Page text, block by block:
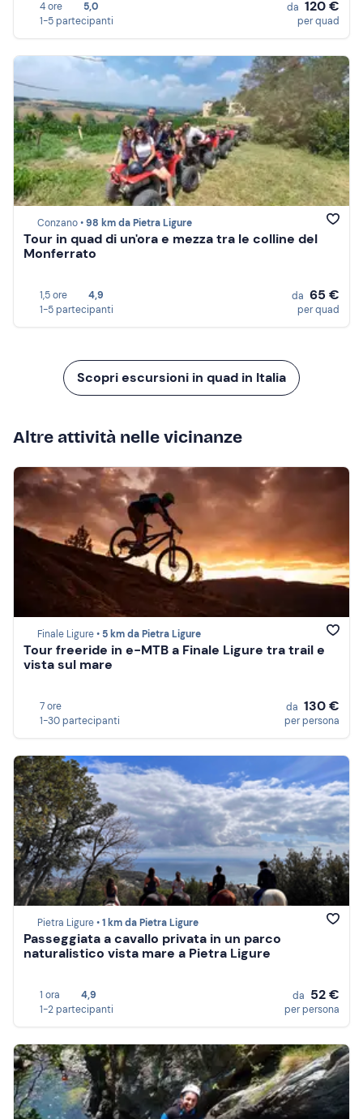
4 ore
5,0
1-5 partecipanti
da 120 €
per quad
Conzano •98 km da Pietra Ligure
Tour in quad di un'ora e mezza tra le colline del
Monferrato
1,5 ore
4,9
1-5 partecipanti
da 65 €
per quad
Scopri escursioni in quad in Italia
Altre attività nelle vicinanze
Finale Ligure • 5 km da Pietra Ligure
Tour freeride in e-MTB a Finale Ligure tra trail e
vista sul mare
7 ore
1-30 partecipanti
da 130 €
per persona
Pietra Ligure •1 km da Pietra Ligure
Passeggiata a cavallo privata in un parco
naturalistico vista mare a Pietra Ligure
1 ora
4,9
1-2 partecipanti
da 52 €
per persona